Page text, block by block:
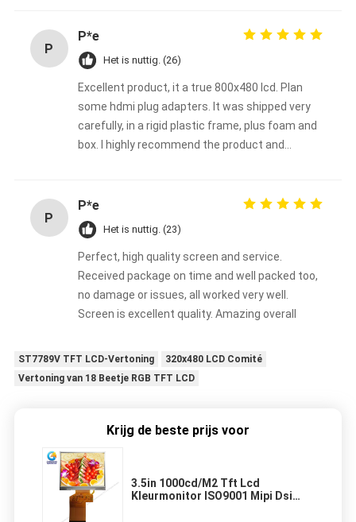
P
P*e
Het is nuttig. (26)
Excellent product, it a true 800x480 lcd. Plan
some hdmi plug adapters. It was shipped very
carefully, in a rigid plastic frame, plus foam and
box. I highly recommend the product and
P
P*e
Het is nuttig. (23)
Perfect, high quality screen and service.
Received package on time and well packed too,
no damage or issues, all worked very well.
Screen is excellent quality. Amazing overall
ST7789V TFT LCD-Vertoning
320x480 LCD Comité
Vertoning van 18 Beetje RGB TFT LCD
Krijg de beste prijs voor
3.5in 1000cd/M2 Tft Lcd
Kleurmonitor ISO9001 Mipi Dsi